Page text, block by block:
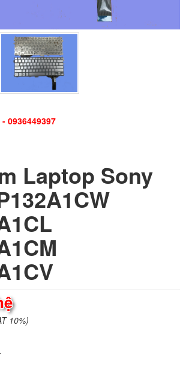
0936449397
Laptop Sony
10%)